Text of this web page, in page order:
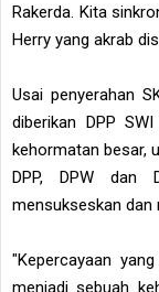
Rakerda. Kita
Herry yang akrab
Usai penyerahan
diberikan DPP
kehormatan besar,
DPP, DPW dan
mensukseskan dan
"Kepercayaan
menjadi sebuah